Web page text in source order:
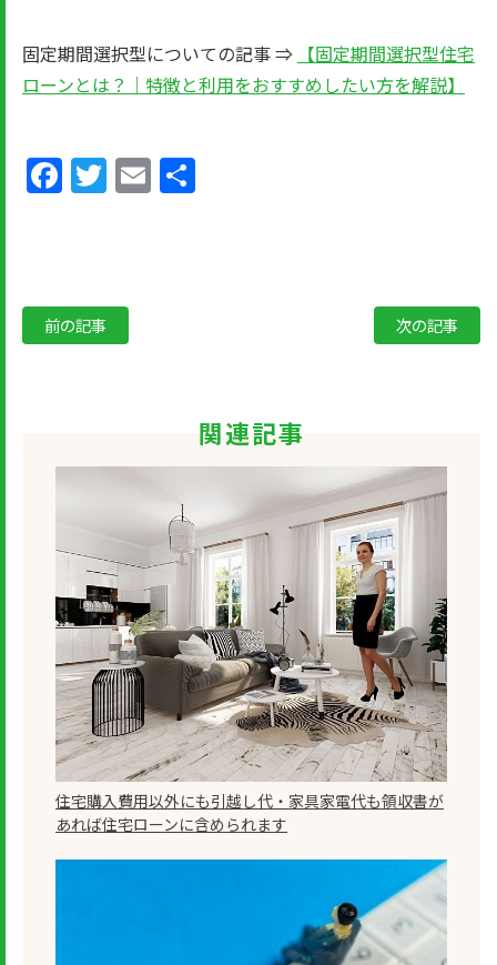
固定期間選択型についての記事 ⇒ 【固定期間選択型住宅
ローンとは？｜特徴と利用をおすすめしたい方を解説】
Facebook
Twitter
Email
前の記事 次の記事
関連記事
住宅購入費用以外にも引越し代・家具家電代も領収書が
あれば住宅ローンに含められます